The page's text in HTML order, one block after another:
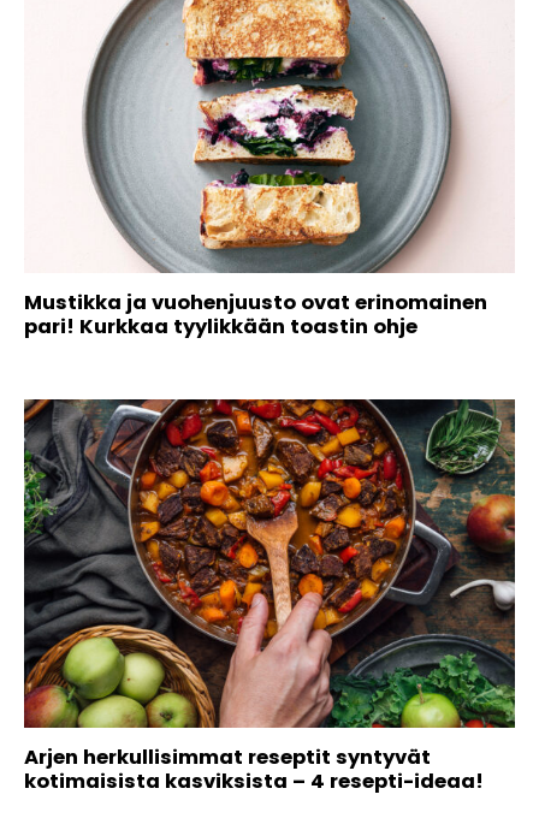
Mustikka ja vuohenjuusto ovat erinomainen
pari! Kurkkaa tyylikkään toastin ohje
Arjen herkullisimmat reseptit syntyvät
kotimaisista kasviksista – 4 resepti-ideaa!